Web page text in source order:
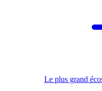
Le plus grand